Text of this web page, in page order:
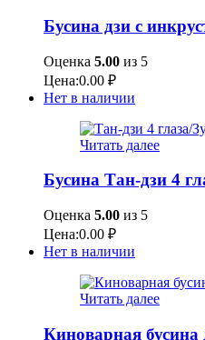
Бусина дзи с
Оценка 5.00 из 5
Цена:0.00 ₽
Нет в наличии
Читать далее
Бусина Тан-дзи 4
Оценка 5.00 из 5
Цена:0.00 ₽
Нет в наличии
Читать далее
Киноварная бусина